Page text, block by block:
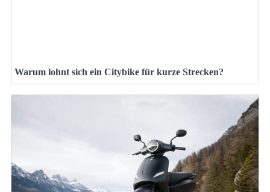
Warum lohnt sich ein Citybike für kurze Strecken?